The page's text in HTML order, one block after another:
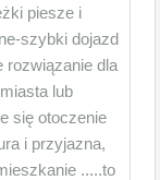
piesze i
szybki dojazd
rozwiązanie dla
lub
się otoczenie
i przyjazna,
.....to